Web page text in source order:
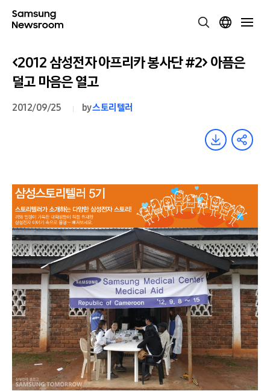
<2012 삼성전자 아프리카 봉사단 #2> 아픔은
덜고 마음은 열고
2012/09/25 by스토리텔러